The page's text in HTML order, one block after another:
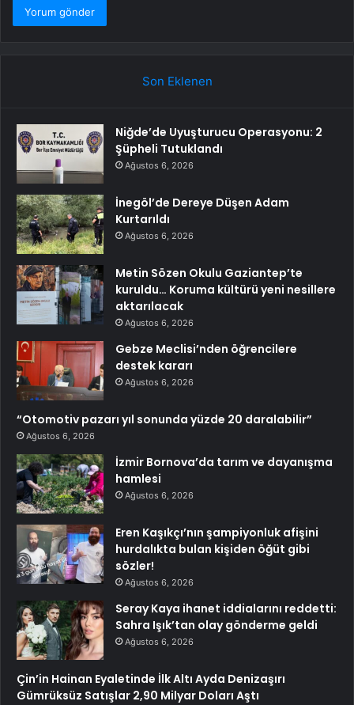
Son Eklenen
Niğde’de Uyuşturucu Operasyonu: 2
Şüpheli Tutuklandı
Ağustos 6, 2026
İnegöl’de Dereye Düşen Adam
Kurtarıldı
Ağustos 6, 2026
Metin Sözen Okulu Gaziantep’te
kuruldu… Koruma kültürü yeni nesillere
aktarılacak
Ağustos 6, 2026
Gebze Meclisi’nden öğrencilere
destek kararı
Ağustos 6, 2026
“Otomotiv pazarı yıl sonunda yüzde 20 daralabilir”
Ağustos 6, 2026
İzmir Bornova’da tarım ve dayanışma
hamlesi
Ağustos 6, 2026
Eren Kaşıkçı’nın şampiyonluk afişini
hurdalıkta bulan kişiden öğüt gibi
sözler!
Ağustos 6, 2026
Seray Kaya ihanet iddialarını reddetti:
Sahra Işık’tan olay gönderme geldi
Ağustos 6, 2026
Çin’in Hainan Eyaletinde İlk Altı Ayda Denizaşırı
Gümrüksüz Satışlar 2,90 Milyar Doları Aştı